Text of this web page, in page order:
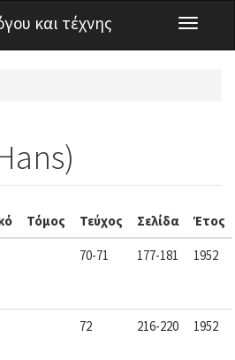
και τέχνης
Toggle
Τόμος Τεύχος Σελίδα Έτος
70-71 177-181 1952
72 216-220 1952